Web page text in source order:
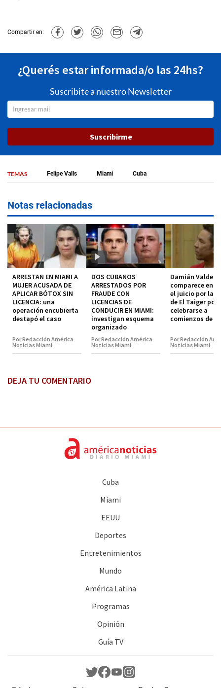
Compartir en:
¿Querés estar informada/o las 24hs?
Suscribite a nuestro Newsletter
Suscribirme
TEMAS Felipe Valls Miami Cuba
Notas relacionadas
ARRESTAN EN MIAMI A
MUJER ACUSADA DE
APLICAR BÓTOX SIN
LICENCIA: una
operación encubierta
destapó el caso
Por Redacción América
Noticias Miami
DOS CUBANOS
ARRESTADOS POR
FRAUDE CON
LICENCIAS DE
CONDUCIR EN MIAMI:
investigan esquema
organizado
Por Redacción América
Noticias Miami
Damián Valdez
comparece en
el juicio por la
de El Taiger
celebrarse a
comienzos de
Por Redacción
Noticias Miami
DEJA TU COMENTARIO
Cuba
Miami
EEUU
Deportes
Entretenimientos
Mundo
América Latina
Programas
Opinión
Guía TV